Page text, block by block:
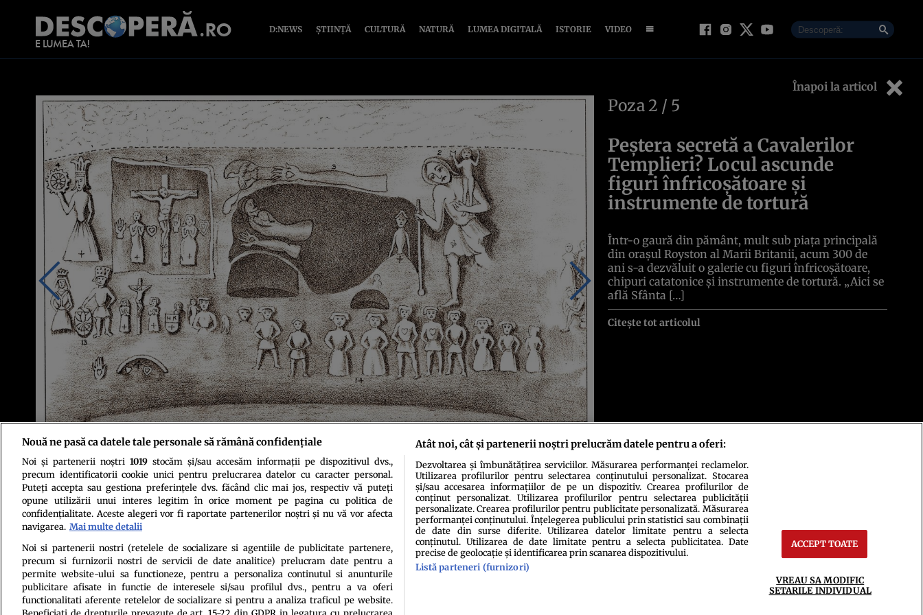
D:NEWS ȘTIINȚĂ CULTURĂ NATURĂ LUMEA DIGITALĂ ISTORIE VIDEO
Înapoi la articol
Desen al inscripțiilor din Peștera Royston. Sursa foto: Profimedia
Poza2 / 5
Peștera secretă a Cavalerilor
Templieri? Locul ascunde
figuri înfricoșătoare și
instrumente de tortură
Într-o gaură din pământ, mult sub piața principală
din orașul Royston al Marii Britanii, acum 300 de
ani s-a dezvăluit o galerie cu figuri înfricoșătoare,
chipuri catatonice și instrumente de tortură. „Aici se
află Sfânta […]
Citește tot articolul
Politica de confidenţialitatePolitica de cookiesTermeni şi condiţii Echipa redacțională ContactSetări Cookies
Nouă ne pasă ca datele tale personale să rămână confidențiale
Noi și partenerii noștri 1019stocăm și/sau accesăm informații pe dispozitivul dvs.,
precum identificatorii cookie unici pentru prelucrarea datelor cu caracter personal.
Puteți accepta sau gestiona preferințele dvs. făcând clic mai jos, respectiv vă puteți
opune utilizării unui interes legitim în orice moment pe pagina cu politica de
confidențialitate. Aceste alegeri vor fi raportate partenerilor noștri și nu vă vor afecta
navigarea. Mai multe detalii
Noi si partenerii nostri (retelele de socializare si agentiile de publicitate partenere,
precum si furnizorii nostri de servicii de date analitice) prelucram date pentru a
permite website-ului sa functioneze, pentru a personaliza continutul si anunturile
publicitare afisate in functie de interesele si/sau profilul dvs., pentru a va oferi
functionalitati aferente retelelor de socializare si pentru a analiza traficul pe website.
Atât noi, cât și partenerii noștri prelucrăm datele pentru a oferi:
Dezvoltarea și îmbunătățirea serviciilor. Măsurarea performanței reclamelor.
Utilizarea profilurilor pentru selectarea conținutului personalizat. Stocarea
și/sau accesarea informațiilor de pe un dispozitiv. Crearea profilurilor de
conținut personalizat. Utilizarea profilurilor pentru selectarea publicității
personalizate. Crearea profilurilor pentru publicitate personalizată. Măsurarea
performanței conținutului. Înțelegerea publicului prin statistici sau combinații
de date din surse diferite. Utilizarea datelor limitate pentru a selecta
conținutul. Utilizarea de date limitate pentru a selecta publicitatea. Date
precise de geolocație și identificarea prin scanarea dispozitivului.
Listă parteneri (furnizori)
ACCEPT TOATE
VREAU SA MODIFIC
SETARILE INDIVIDUAL